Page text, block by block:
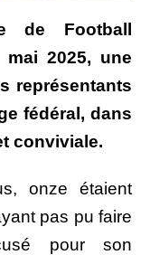
de Football
mai 2025, une
représentants
fédéral, dans
conviviale.
onze étaient
pas pu faire
pour son